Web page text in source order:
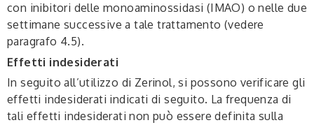
con inibitori delle monoaminossidasi (IMAO) o nelle due
settimane successive a tale trattamento (vedere
paragrafo 4.5).
Effetti indesiderati
In seguito all’utilizzo di Zerinol, si possono verificare gli
effetti indesiderati indicati di seguito. La frequenza di
tali effetti indesiderati non può essere definita sulla